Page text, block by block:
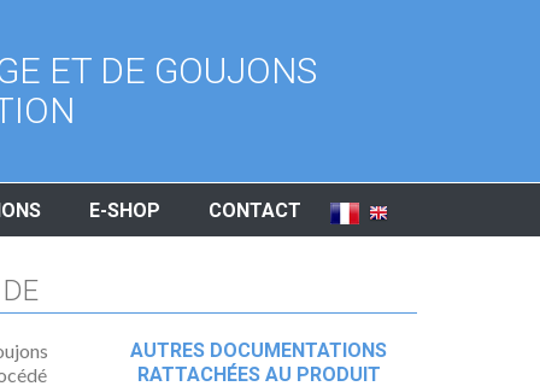
ET DE GOUJONS
E-SHOP CONTACT
AUTRES DOCUMENTATIONS
RATTACHÉES AU PRODUIT